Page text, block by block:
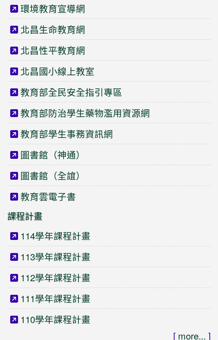
環境教育宣導網
北昌生命教育網
北昌性平教育網
北昌國小線上教室
教育部全民安全指引專區
教育部防治學生藥物濫用資源網
教育部學生事務資訊網
圖書館（神通）
圖書館（全誼）
教育雲電子書
課程計畫
114學年課程計畫
113學年課程計畫
112學年課程計畫
111學年課程計畫
110學年課程計畫
[ more... ]